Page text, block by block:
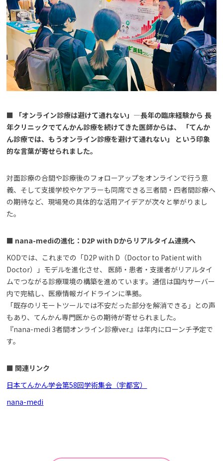
■ 「オンライン診療は避けて通れない」―長年の臨床経験から 長
年クリニックでてんかん診療を続けてきた医師からは、 「てんか
ん診療では、もうオンライン診療を避けて通れない」 という印象
的な言葉が寄せられました。
対面診療の合間や診療後のフォローアップをオンラインで行う意
義、そして支援学校やケアラーも同席できる三者間・四者間診療へ
の期待など、現場発の具体的な活用アイデアが次々と挙がりまし
た。
■ nana-mediの進化：D2P with Dからリアルタイム連携へ
KODでは、これまでの「D2P with D（Doctor to Patient with
Doctor）」モデルを進化させ、 医師・患者・支援者がリアルタイ
ムでつながる診療環境の構築を進めています。通信は国内サーバー
内で完結し、医療情報ガイドラインに準拠。
「既存のリモートツールでは不安だった部分を解消できる」との声
もあり、てんかん専門医からの期待が寄せられました。
『nana-medi 3者間オンライン診療ver.』は年内にローンチ予定で
す。
■ 関連リンク
日本てんかん学会第58回学術集会（宇都宮）
nana-medi